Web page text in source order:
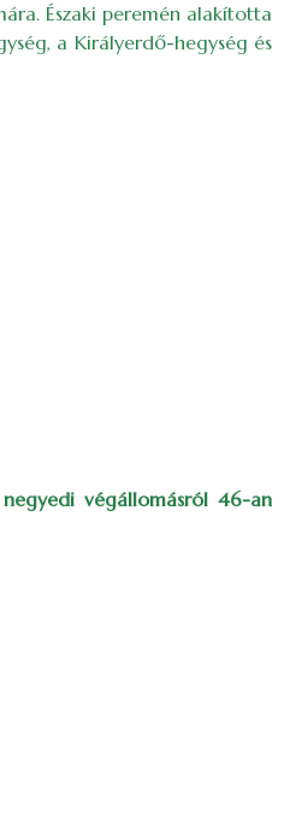
Északi peremén alakította
a Királyerdő-hegység és
végállomásról 46-an